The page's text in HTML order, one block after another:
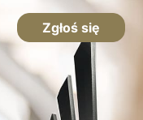
Zgłoś się